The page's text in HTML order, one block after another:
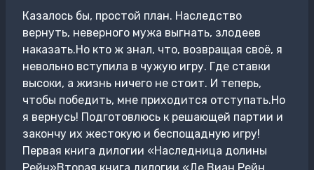
Казалось бы, простой план. Наследство
вернуть, неверного мужа выгнать, злодеев
наказать.Но кто ж знал, что, возвращая своё, я
невольно вступила в чужую игру. Где ставки
высоки, а жизнь ничего не стоит. И теперь,
чтобы победить, мне приходится отступать.Но
я вернусь! Подготовлюсь к решающей партии и
закончу их жестокую и беспощадную игру!
Первая книга дилогии «Наследница долины